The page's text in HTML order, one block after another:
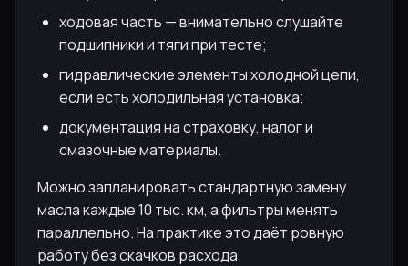
ходовая часть — внимательно слушайте
подшипники и тяги при тесте;
гидравлические элементы холодной цепи,
если есть холодильная установка;
документация на страховку, налог и
смазочные материалы.
Можно запланировать стандартную замену
масла каждые 10 тыс. км, а фильтры менять
параллельно. На практике это даёт ровную
работу без скачков расхода.